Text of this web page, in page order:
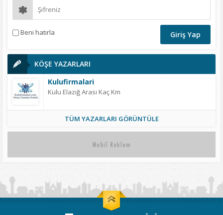
Beni hatırla
KÖŞE YAZARLARI
Kulufirmalari
Kulu Elazığ Arası Kaç Km
TÜM YAZARLARI GÖRÜNTÜLE